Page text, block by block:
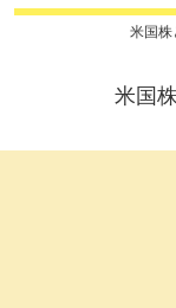
米国株
米国